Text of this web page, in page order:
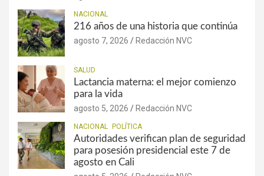
NACIONAL
216 años de una historia que continúa
agosto 7, 2026 Redacción NVC
SALUD
Lactancia materna: el mejor comienzo
para la vida
agosto 5, 2026 Redacción NVC
NACIONAL POLÍTICA
Autoridades verifican plan de seguridad
para posesión presidencial este 7 de
agosto en Cali